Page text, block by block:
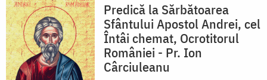
Predică la Sărbătoarea
Sfântului Apostol Andrei, cel
Întâi chemat, Ocrotitorul
României - Pr. Ion
Cârciuleanu